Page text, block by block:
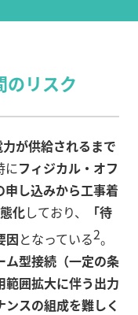
のリスク
が供給されるまで
にフィジカル・オフ
し込みから工事着
化しており、
「待
因となっている2。
ム型接続（一定の条
囲拡大に伴う出力
スの組成を難しく